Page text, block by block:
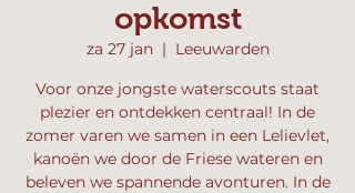
opkomst
za 27 jan
  |
Leeuwarden
Voor onze jongste waterscouts staat
plezier en ontdekken centraal! In de
zomer varen we samen in een Lelievlet,
kanoën we door de Friese wateren en
beleven we spannende avonturen. In de